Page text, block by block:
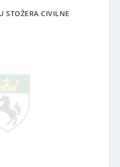
STOŽERA CIVILNE